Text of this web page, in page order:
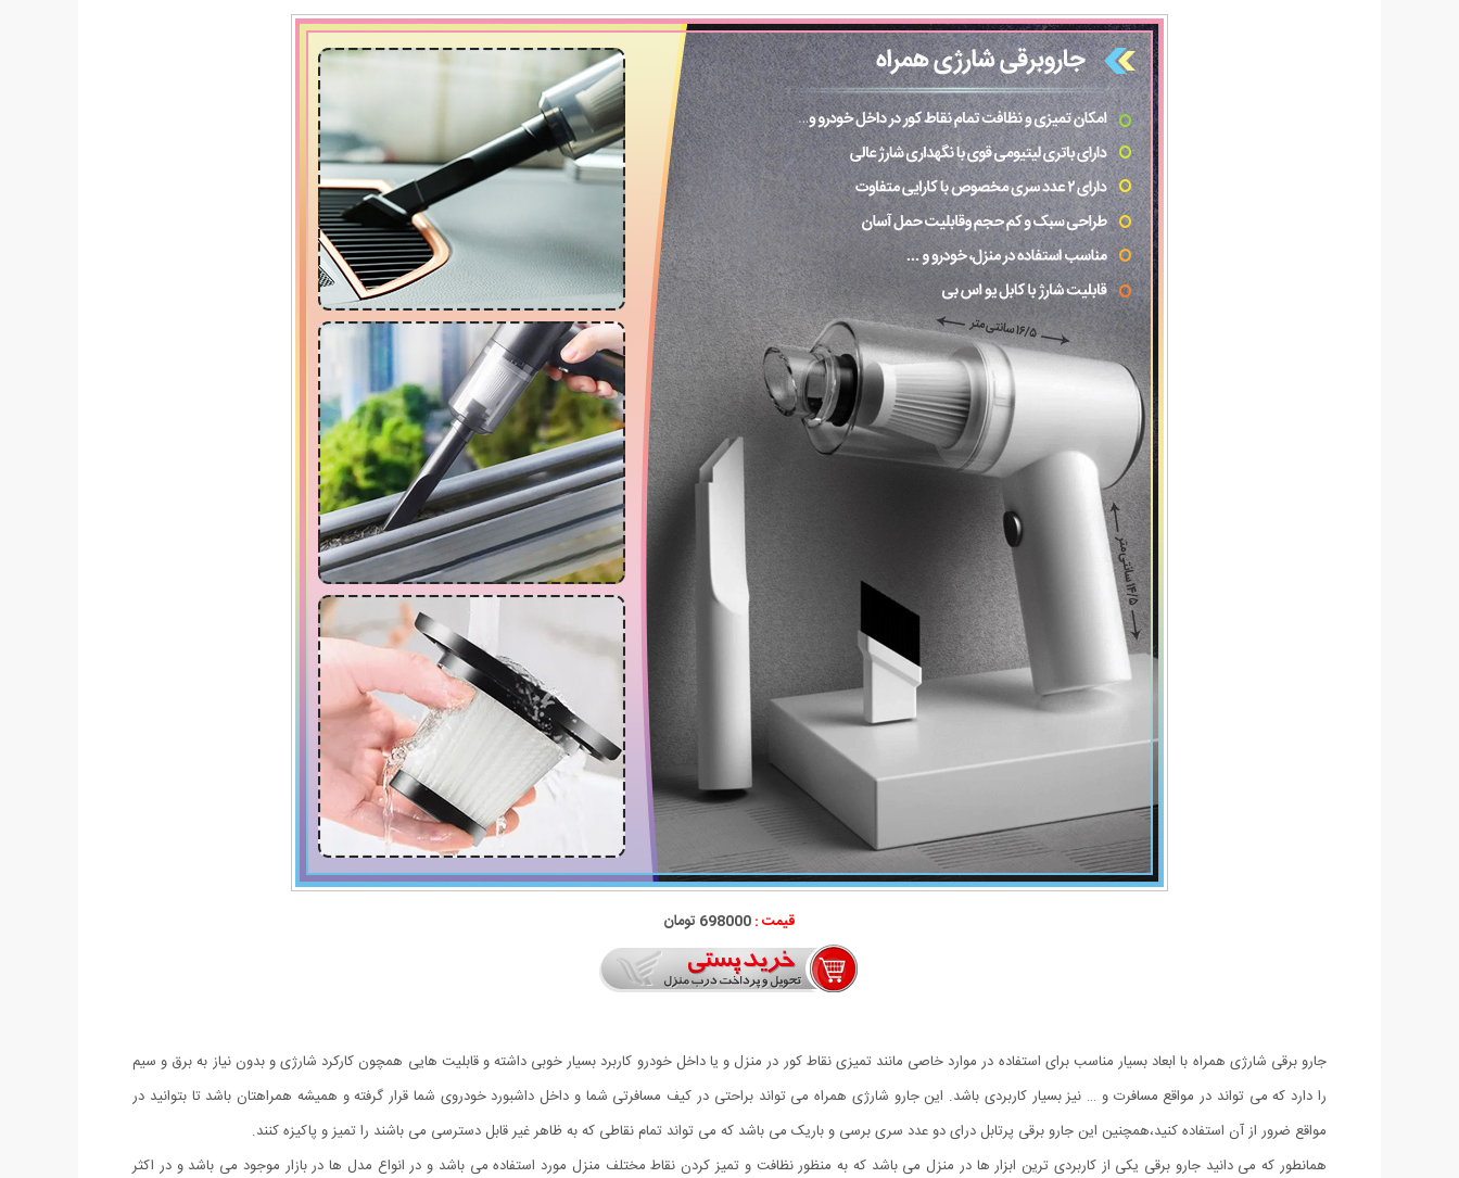
قیمت :698000 تومان
جارو برقی شارژی همراه با ابعاد بسیار مناسب برای استفاده در موارد خاصی مانند تمیزی نقاط کور در منزل و یا داخل خودرو کاربرد بسیار خوبی داشته و قابلیت هایی همچون کارکرد شارژی و بدون نیاز به برق و سیم
را دارد که می تواند در مواقع مسافرت و … نیز بسیار کاربردی باشد. این جارو شارژی همراه می تواند براحتی در کیف مسافرتی شما و داخل داشبورد خودروی شما قرار گرفته و همیشه همراهتان باشد تا بتوانید در
مواقع ضرور از آن استفاده کنید،همچنین این جارو برقی پرتابل درای دو عدد سری برسی و باریک می باشد که می تواند تمام نقاطی که به ظاهر غیر قابل دسترسی می باشند را تمیز و پاکیزه کنند.
همانطور که می دانید جارو برقی یکی از کاربردی ترین ابزار ها در منزل می باشد که به منظور نظافت و تمیز کردن نقاط مختلف منزل مورد استفاده می باشد و در انواع مدل ها در بازار موجود می باشد و در اکثر